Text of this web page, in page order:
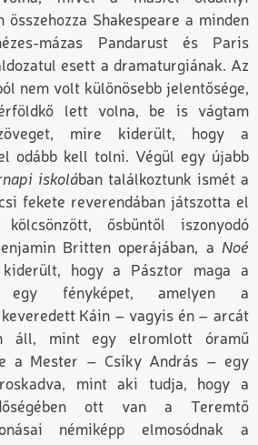
összehozza Shakespeare a minden
mázas Pandarust és Paris
esett a dramaturgiának. Az
nem volt különösebb jelentősége,
lett volna, be is vágtam
mire kiderült, hogy a
odább kell tolni. Végül egy újabb
iskolában találkoztunk ismét a
fekete reverendában játszotta el
ősbűntől iszonyodó
Britten operájában, a Noé
kiderült, hogy a Pásztor maga a
egy fényképet, amelyen a
Káin – vagyis én – arcát
áll, mint egy elromlott óramű
a Mester – Csíky András – egy
mint aki tudja, hogy a
ott van a Teremtő
némiképp elmosódnak a